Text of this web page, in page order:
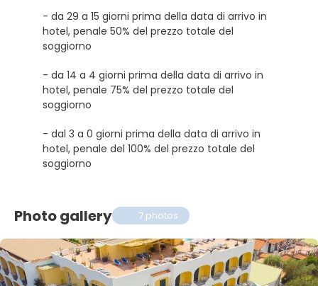
- da 29 a 15 giorni prima della data di arrivo in
hotel, penale 50% del prezzo totale del
soggiorno
- da 14 a 4 giorni prima della data di arrivo in
hotel, penale 75% del prezzo totale del
soggiorno
- dal 3 a 0 giorni prima della data di arrivo in
hotel, penale del 100% del prezzo totale del
soggiorno
Photo gallery 7 photos